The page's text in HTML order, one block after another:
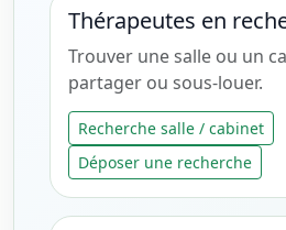
Thérapeutes en
Trouver une salle ou un
partager ou sous-louer.
Recherche salle / cabinet
Déposer une recherche